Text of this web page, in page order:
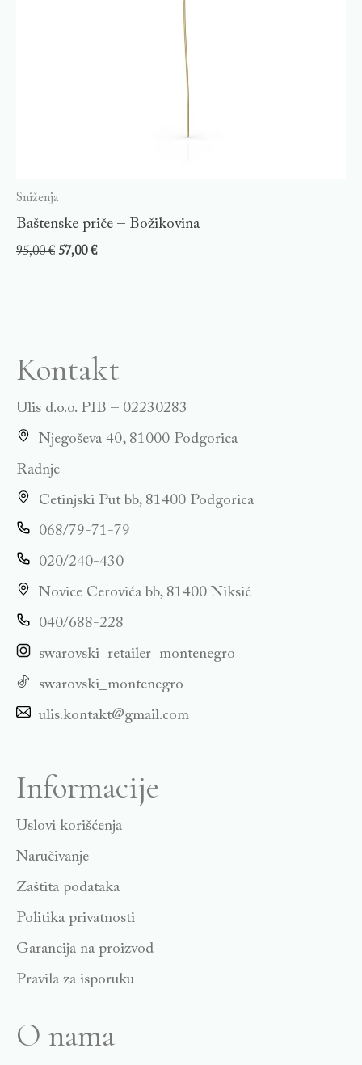
Sniženja
Baštenske priče – Božikovina
95,00€ 57,00€
Kontakt
Ulis d.o.o. PIB – 02230283
Njegoševa 40, 81000 Podgorica
Radnje
Cetinjski Put bb, 81400 Podgorica
068/79-71-79
020/240-430
Novice Cerovića bb, 81400 Niksić
040/688-228
swarovski_retailer_montenegro
swarovski_montenegro
ulis.kontakt@gmail.com
Informacije
Uslovi korišćenja
Naručivanje
Zaštita podataka
Politika privatnosti
Garancija na proizvod
Pravila za isporuku
O nama